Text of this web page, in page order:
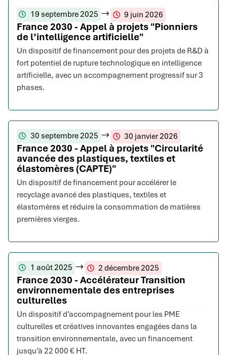
19 septembre 2025 9 juin 2026
France 2030 - Appel à projets "Pionniers
de l’intelligence artificielle"
Un dispositif de financement pour des projets de R&D à
fort potentiel de rupture technologique en intelligence
artificielle, avec un accompagnement progressif sur 3
phases.
30 septembre 2025 30 janvier 2026
France 2030 - Appel à projets "Circularité
avancée des plastiques, textiles et
élastomères (CAPTE)"
Un dispositif de financement pour accélérer le
recyclage avancé des plastiques, textiles et
élastomères et réduire la consommation de matières
premières vierges.
1 août 2025 2 décembre 2025
France 2030 - Accélérateur Transition
environnementale des entreprises
culturelles
Un dispositif d’accompagnement pour les PME
culturelles et créatives innovantes engagées dans la
transition environnementale, avec un financement
jusqu’à 22 000 € HT.